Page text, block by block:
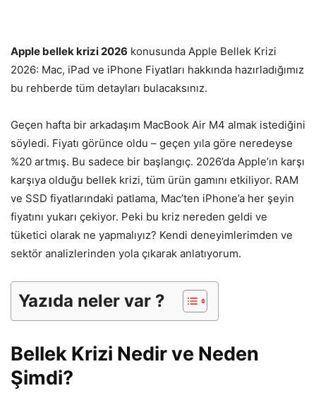
Apple bellek krizi 2026 konusunda Apple Bellek Krizi
2026: Mac, iPad ve iPhone Fiyatları hakkında hazırladığımız
bu rehberde tüm detayları bulacaksınız.
Geçen hafta bir arkadaşım MacBook Air M4 almak istediğini
söyledi. Fiyatı görünce oldu – geçen yıla göre neredeyse
%20 artmış. Bu sadece bir başlangıç. 2026’da Apple’ın karşı
karşıya olduğu bellek krizi, tüm ürün gamını etkiliyor. RAM
ve SSD fiyatlarındaki patlama, Mac’ten iPhone’a her şeyin
fiyatını yukarı çekiyor. Peki bu kriz nereden geldi ve
tüketici olarak ne yapmalıyız? Kendi deneyimlerimden ve
sektör analizlerinden yola çıkarak anlatıyorum.
Yazıda neler var ?
Bellek Krizi Nedir ve Neden
Şimdi?